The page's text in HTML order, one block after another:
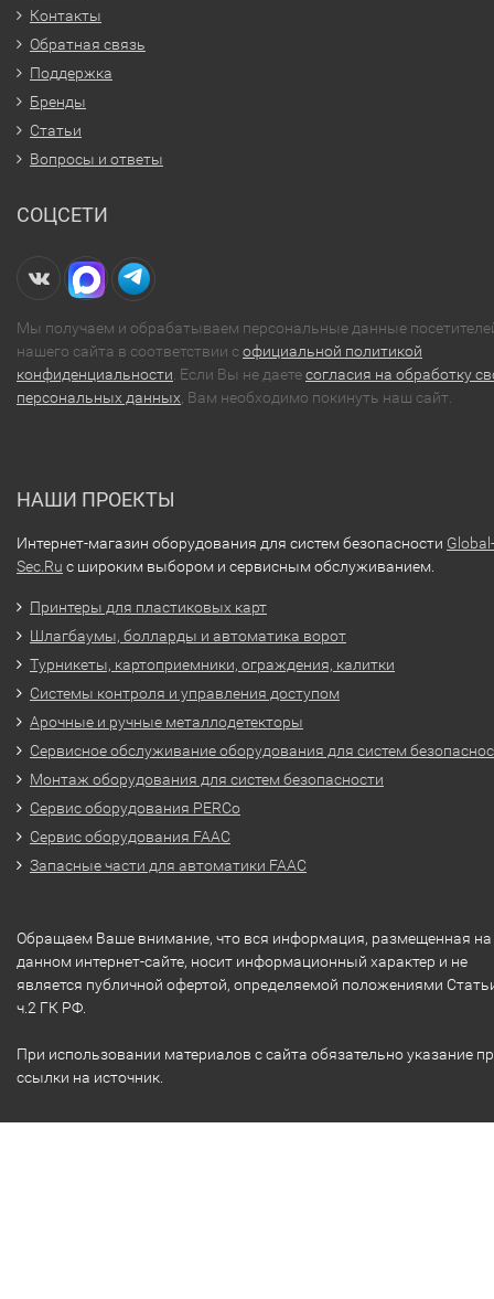
Контакты
Обратная связь
Поддержка
Бренды
Статьи
Вопросы и ответы
СОЦСЕТИ
Мы получаем и обрабатываем персональные данные
нашего сайта в соответствии софициальной политикой
конфиденциальности . Если Вы не даетесогласия на обработку
персональных данных , Вам необходимо покинуть наш сайт.
НАШИ ПРОЕКТЫ
Интернет-магазин оборудования для систем безопасности Global-
Sec.Ru с широким выбором и сервисным обслуживанием.
Принтеры для пластиковых карт
Шлагбаумы, болларды и автоматика ворот
Турникеты, картоприемники, ограждения, калитки
Системы контроля и управления доступом
Арочные и ручные металлодетекторы
Сервисное обслуживание оборудования для систем
Монтаж оборудования для систем безопасности
Сервис оборудования PERCo
Сервис оборудования FAAC
Запасные части для автоматики FAAC
Обращаем Ваше внимание, что вся информация, размещенная на
данном интернет-сайте, носит информационный характер и не
является публичной офертой, определяемой положениями
ч.2 ГК РФ.
При использовании материалов с сайта обязательно указание
ссылки на источник.